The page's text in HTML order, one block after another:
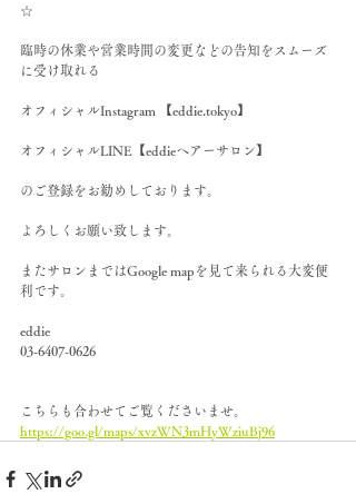
☆
臨時の休業や営業時間の変更などの告知をスムーズ
に受け取れる
オフィシャルInstagram 【eddie.tokyo】
オフィシャルLINE【eddieヘアーサロン】
のご登録をお勧めしております。
よろしくお願い致します。
またサロンまではGoogle mapを見て来られる大変便
利です。
eddie
03-6407-0626
こちらも合わせてご覧くださいませ。
https://goo.gl/maps/xvzWN3mHyWziuBj96